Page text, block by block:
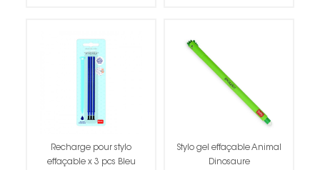
Recharge pour stylo
effaçable x 3 pcs Bleu
Stylo gel effaçable Animal
Dinosaure